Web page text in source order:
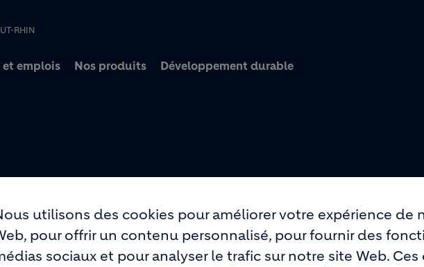
RHIN
et emplois Nos produits Développement durable
N CE
utilisons des cookies pour améliorer votre expérience de
pour offrir un contenu personnalisé, pour fournir des
sociaux et pour analyser le trafic sur notre site Web.